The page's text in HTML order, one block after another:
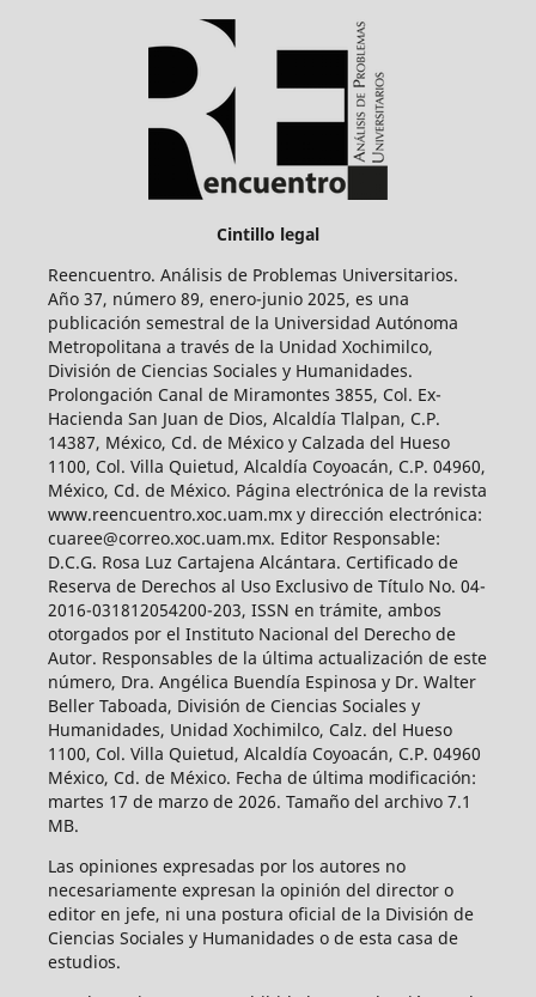
Cintillo legal
Reencuentro. Análisis de Problemas Universitarios.
Año 37, número 89, enero-junio 2025, es una
publicación semestral de la Universidad Autónoma
Metropolitana a través de la Unidad Xochimilco,
División de Ciencias Sociales y Humanidades.
Prolongación Canal de Miramontes 3855, Col. Ex-
Hacienda San Juan de Dios, Alcaldía Tlalpan, C.P.
14387, México, Cd. de México y Calzada del Hueso
1100, Col. Villa Quietud, Alcaldía Coyoacán, C.P. 04960,
México, Cd. de México. Página electrónica de la revista
www.reencuentro.xoc.uam.mx y dirección electrónica:
cuaree@correo.xoc.uam.mx. Editor Responsable:
D.C.G. Rosa Luz Cartajena Alcántara. Certificado de
Reserva de Derechos al Uso Exclusivo de Título No. 04-
2016-031812054200-203, ISSN en trámite, ambos
otorgados por el Instituto Nacional del Derecho de
Autor. Responsables de la última actualización de este
número, Dra. Angélica Buendía Espinosa y Dr. Walter
Beller Taboada, División de Ciencias Sociales y
Humanidades, Unidad Xochimilco, Calz. del Hueso
1100, Col. Villa Quietud, Alcaldía Coyoacán, C.P. 04960
México, Cd. de México. Fecha de última modificación:
martes 17 de marzo de 2026. Tamaño del archivo 7.1
MB.
Las opiniones expresadas por los autores no
necesariamente expresan la opinión del director o
editor en jefe, ni una postura oficial de la División de
Ciencias Sociales y Humanidades o de esta casa de
estudios.